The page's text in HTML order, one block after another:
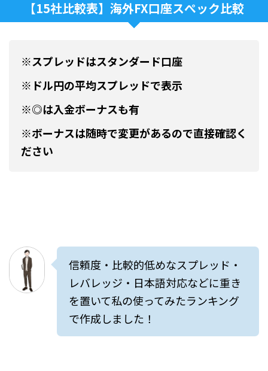
【15社比較表】海外FX口座スぺック比較
※スプレッドはスタンダード口座
※ドル円の平均スプレッドで表示
※◎は入金ボーナスも有
※ボーナスは随時で変更があるので直接確認く
ださい
信頼度・比較的低めなスプレッド・
レバレッジ・日本語対応などに重き
を置いて私の使ってみたランキング
で作成しました！